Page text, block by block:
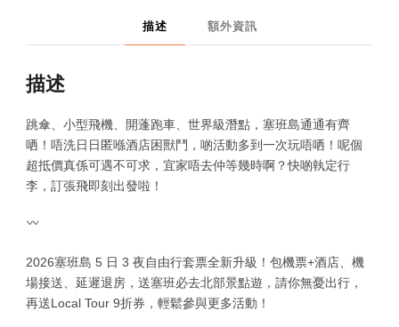
描述 額外資訊
描述
跳傘、小型飛機、開蓬跑車、世界級潛點，塞班島通通有齊
哂！唔洗日日匿喺酒店困獸鬥，啲活動多到一次玩唔哂！呢個
超抵價真係可遇不可求，宜家唔去仲等幾時啊？快啲執定行
李，訂張飛即刻出發啦！
2026塞班島 5 日 3 夜自由行套票全新升級！包機票+酒店、機
場接送、延遲退房，送塞班必去北部景點遊，請你無憂出行，
再送Local Tour 9折券，輕鬆參與更多活動！